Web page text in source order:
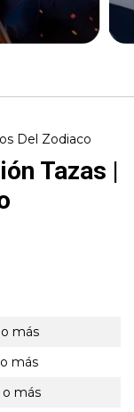
Del Zodiaco
Tazas |
más
más
más